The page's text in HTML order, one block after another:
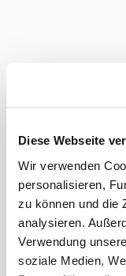
Diese Webseite
Wir verwenden
personalisieren,
zu können und die
analysieren.
Verwendung
soziale Medien,